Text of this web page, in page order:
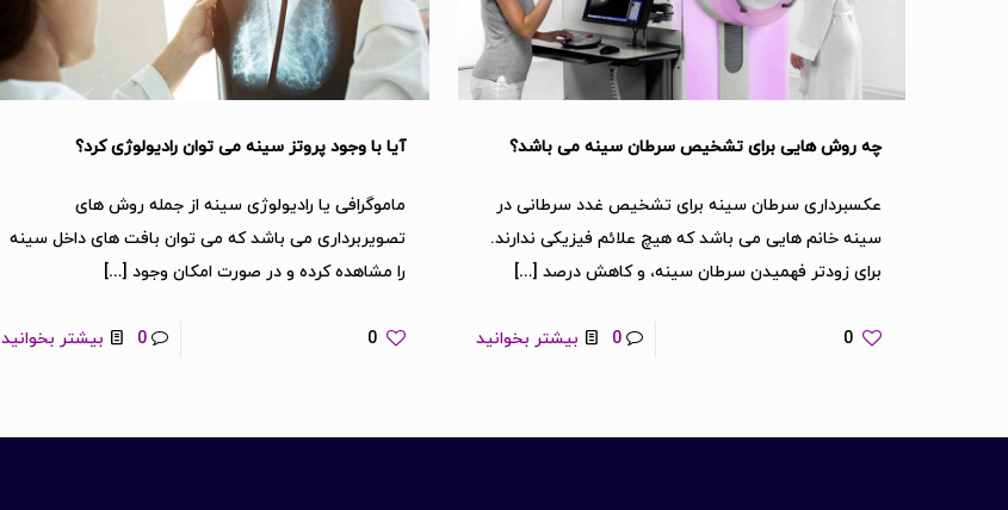
چه روش هایی برای تشخیص سرطان سینه می باشد؟
عکسبرداری سرطان سینه برای تشخیص غدد سرطانی در
سینه خانم هایی می باشد که هیچ علائم فیزیکی ندارند.
برای زودتر فهمیدن سرطان سینه، و کاهش درصد[…]
0
0 بیشتر بخوانید
آیا با وجود پروتز سینه می توان رادیولوژی کرد؟
ماموگرافی یا رادیولوژی سینه از جمله روش های
تصویربرداری می باشد که می توان بافت های داخل سینه
را مشاهده کرده و در صورت امکان وجود[…]
0
0 بیشتر بخوانید